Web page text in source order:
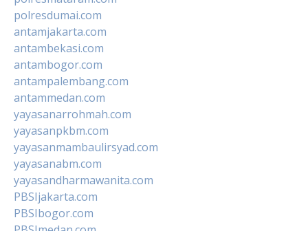
polresdumai.com
antamjakarta.com
antambekasi.com
antambogor.com
antampalembang.com
antammedan.com
yayasanarrohmah.com
yayasanpkbm.com
yayasanmambaulirsyad.com
yayasanabm.com
yayasandharmawanita.com
PBSIjakarta.com
PBSIbogor.com